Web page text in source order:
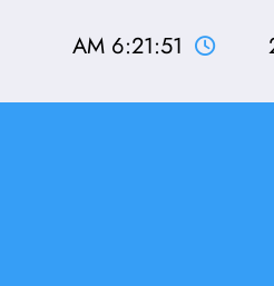
6:21:52 AM